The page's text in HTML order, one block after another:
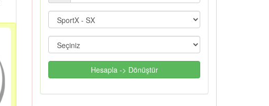
Hesapla -> Dönüştür